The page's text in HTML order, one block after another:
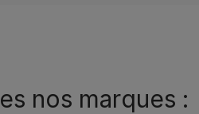
nos marques :